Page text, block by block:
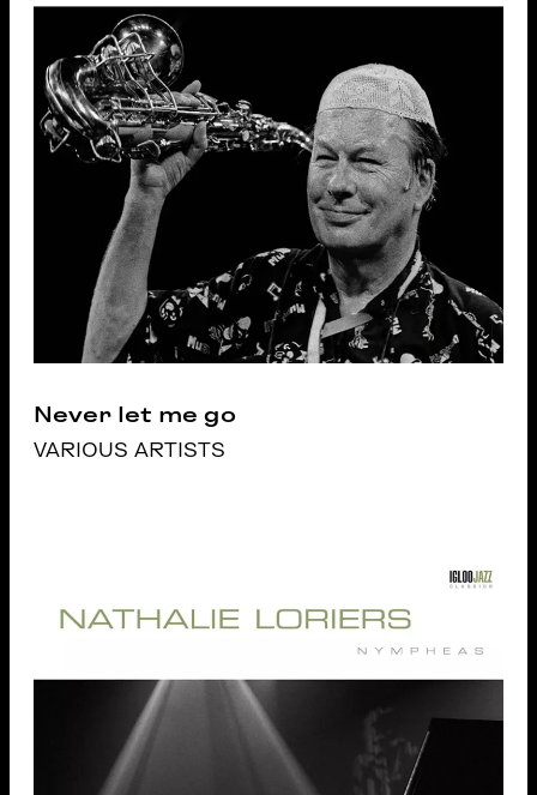
Never let me go
VARIOUS ARTISTS